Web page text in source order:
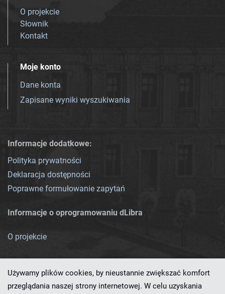
O projekcie
Słownik
Kontakt
Moje konto
Dane konta
Zapisane wyniki wyszukiwania
Informacje dodatkowe:
Polityka prywatności
Deklaracja dostępności
Poprawne formułowanie zapytań
Informacje o oprogramowaniu dLibra
O projekcie
Używamy plików cookies, by nieustannie zwiększać komfort
przeglądania naszej strony internetowej. W celu uzyskania